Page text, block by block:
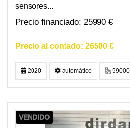
sensores...
25990 €
26500 €
2020 automático 59000
VENDIDO